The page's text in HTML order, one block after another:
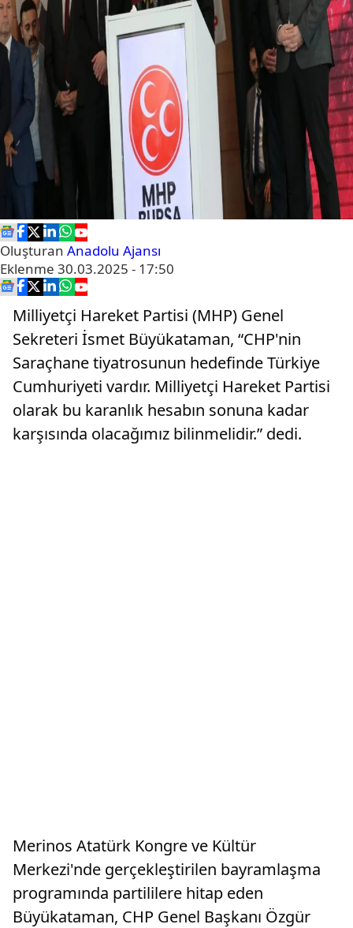
Oluşturan Anadolu Ajansı
Eklenme 30.03.2025 - 17:50
Milliyetçi Hareket Partisi (MHP) Genel
Sekreteri İsmet Büyükataman, “CHP'nin
Saraçhane tiyatrosunun hedefinde Türkiye
Cumhuriyeti vardır. Milliyetçi Hareket Partisi
olarak bu karanlık hesabın sonuna kadar
karşısında olacağımız bilinmelidir.” dedi.
Merinos Atatürk Kongre ve Kültür
Merkezi'nde gerçekleştirilen bayramlaşma
programında partililere hitap eden
Büyükataman, CHP Genel Başkanı Özgür